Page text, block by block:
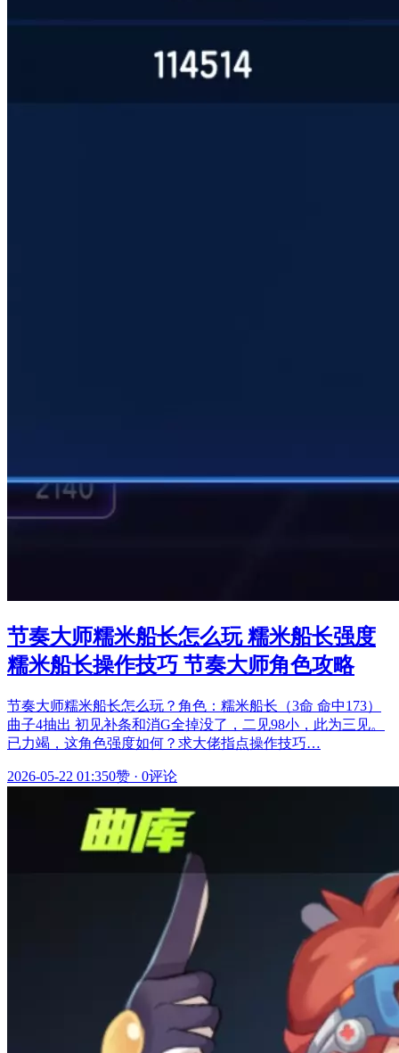
节奏大师糯米船长怎么玩 糯米船长强度
糯米船长操作技巧 节奏大师角色攻略
节奏大师糯米船长怎么玩？角色：糯米船长（3命 命中173）
曲子4抽出 初见补条和消G全掉没了，二见98小，此为三见。
已力竭，这角色强度如何？求大佬指点操作技巧…
2026-05-22 01:350赞 · 0评论